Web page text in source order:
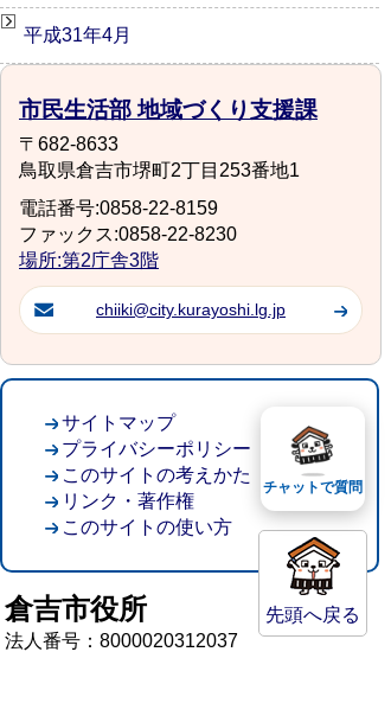
平成31年4月
市民生活部 地域づくり支援課
〒682-8633
鳥取県倉吉市堺町2丁目253番地1
電話番号:0858-22-8159
ファックス:0858-22-8230
場所:第2庁舎3階
chiiki@city.kurayoshi.lg.jp
先頭へ戻る
サイトマップ
プライバシーポリシー
このサイトの考えかた
リンク・著作権
このサイトの使い方
倉吉市役所
法人番号：8000020312037
チャットで質問